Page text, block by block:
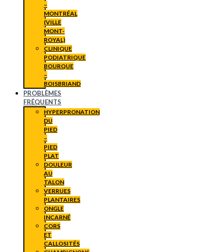
–
MONTRÉAL
(VILLE
MONT-
ROYAL)
CLINIQUE
PODIATRIQUE
BOURQUE
–
BOISBRIAND
PROBLÈMES
FRÉQUENTS
HYPERPRONATION
DU
PIED
–
PIED
PLAT
DOULEUR
AU
TALON
VERRUES
PLANTAIRES
ONGLE
INCARNÉ
CORS
ET
CALLOSITÉS